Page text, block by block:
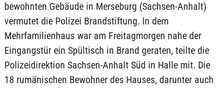
bewohnten Gebäude in Merseburg (Sachsen-Anhalt)
vermutet die Polizei Brandstiftung. In dem
Mehrfamilienhaus war am Freitagmorgen nahe der
Eingangstür ein Spültisch in Brand geraten, teilte die
Polizeidirektion Sachsen-Anhalt Süd in Halle mit. Die
18 rumänischen Bewohner des Hauses, darunter auch